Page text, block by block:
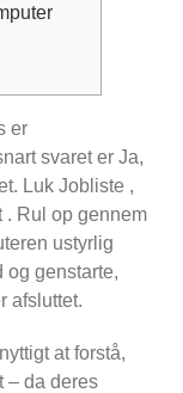
er
svaret er Ja,
Luk Jobliste ,
Rul op gennem
ustyrlig
og genstarte,
afsluttet.
at forstå,
– da deres